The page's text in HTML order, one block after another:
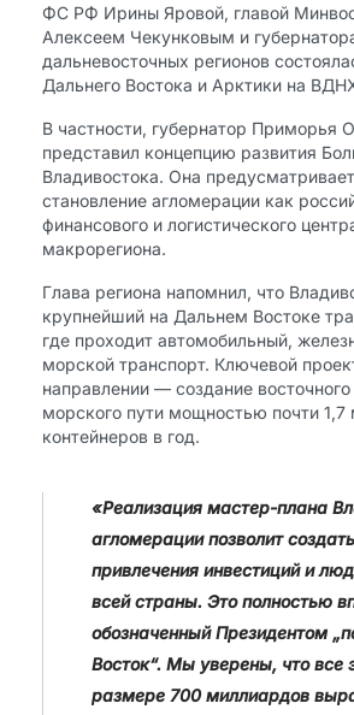
ФС РФ Ирины Яровой, главой
Алексеем Чекунковым и
дальневосточных регионов
Дальнего Востока и Арктики на
В частности, губернатор Приморья
представил концепцию развития
Владивостока. Она
становление агломерации как
финансового и логистического
макрорегиона.
Глава региона напомнил, что
крупнейший на Дальнем Востоке
где проходит автомобильный,
морской транспорт. Ключевой
направлении — создание
морского пути мощностью почти 1,7
контейнеров в год.
«Реализация мастер-плана
агломерации позволит
привлечения инвестиций и
всей страны. Это полностью
обозначенный Президентом
Восток“. Мы уверены, что все
размере 700 миллиардов